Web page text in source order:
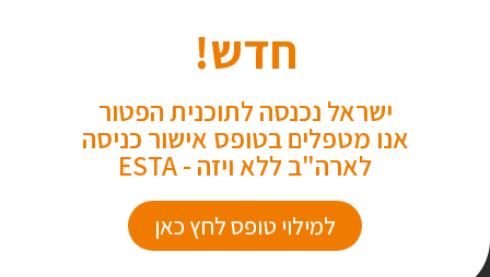
חדש!
ישראל נכנסה לתוכנית הפטור
אנו מטפלים בטופס אישור כניסה
לארה"ב ללא ויזה - ESTA
למילוי טופס לחץ כאן